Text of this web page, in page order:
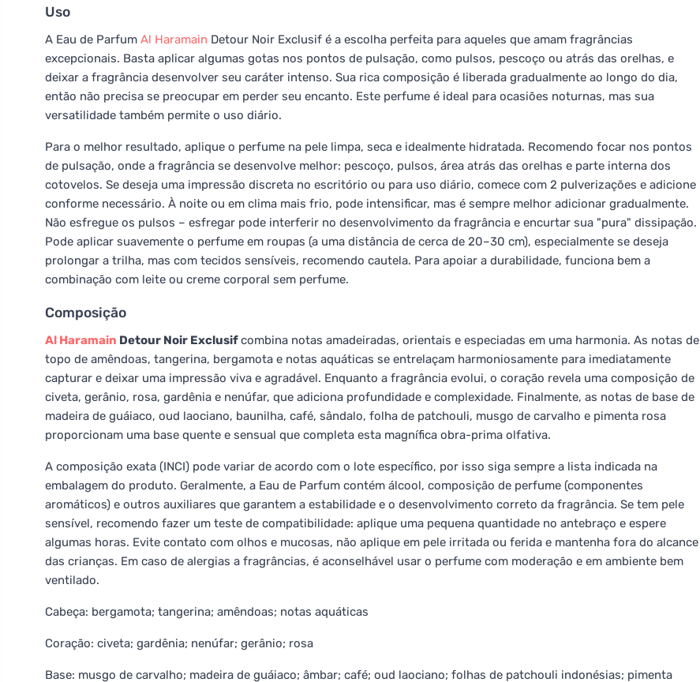
Uso
A Eau de Parfum Al Haramain Detour Noir Exclusif é a escolha perfeita para aqueles que amam fragrâncias
excepcionais. Basta aplicar algumas gotas nos pontos de pulsação, como pulsos, pescoço ou atrás das orelhas, e
deixar a fragrância desenvolver seu caráter intenso. Sua rica composição é liberada gradualmente ao longo do dia,
então não precisa se preocupar em perder seu encanto. Este perfume é ideal para ocasiões noturnas, mas sua
versatilidade também permite o uso diário.
Para o melhor resultado, aplique o perfume na pele limpa, seca e idealmente hidratada. Recomendo focar nos pontos
de pulsação, onde a fragrância se desenvolve melhor: pescoço, pulsos, área atrás das orelhas e parte interna dos
cotovelos. Se deseja uma impressão discreta no escritório ou para uso diário, comece com 2 pulverizações e adicione
conforme necessário. À noite ou em clima mais frio, pode intensificar, mas é sempre melhor adicionar gradualmente.
Não esfregue os pulsos – esfregar pode interferir no desenvolvimento da fragrância e encurtar sua "pura" dissipação.
Pode aplicar suavemente o perfume em roupas (a uma distância de cerca de 20–30 cm), especialmente se deseja
prolongar a trilha, mas com tecidos sensíveis, recomendo cautela. Para apoiar a durabilidade, funciona bem a
combinação com leite ou creme corporal sem perfume.
Composição
Al Haramain Detour Noir Exclusifcombina notas amadeiradas, orientais e especiadas em uma harmonia. As notas de
topo de amêndoas, tangerina, bergamota e notas aquáticas se entrelaçam harmoniosamente para imediatamente
capturar e deixar uma impressão viva e agradável. Enquanto a fragrância evolui, o coração revela uma composição de
civeta, gerânio, rosa, gardênia e nenúfar, que adiciona profundidade e complexidade. Finalmente, as notas de base de
madeira de guáiaco, oud laociano, baunilha, café, sândalo, folha de patchouli, musgo de carvalho e pimenta rosa
proporcionam uma base quente e sensual que completa esta magnífica obra-prima olfativa.
A composição exata (INCI) pode variar de acordo com o lote específico, por isso siga sempre a lista indicada na
embalagem do produto. Geralmente, a Eau de Parfum contém álcool, composição de perfume (componentes
aromáticos) e outros auxiliares que garantem a estabilidade e o desenvolvimento correto da fragrância. Se tem pele
sensível, recomendo fazer um teste de compatibilidade: aplique uma pequena quantidade no antebraço e espere
algumas horas. Evite contato com olhos e mucosas, não aplique em pele irritada ou ferida e mantenha fora do alcance
das crianças. Em caso de alergias a fragrâncias, é aconselhável usar o perfume com moderação e em ambiente bem
ventilado.
Cabeça: bergamota; tangerina; amêndoas; notas aquáticas
Coração: civeta; gardênia; nenúfar; gerânio; rosa
Base: musgo de carvalho; madeira de guáiaco; âmbar; café; oud laociano; folhas de patchouli indonésias; pimenta